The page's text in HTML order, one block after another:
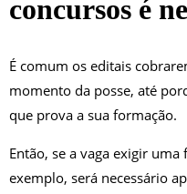
concursos é
É comum os editais
momento da posse, até
que prova a sua formação.
Então, se a vaga exigir
exemplo, será necessário